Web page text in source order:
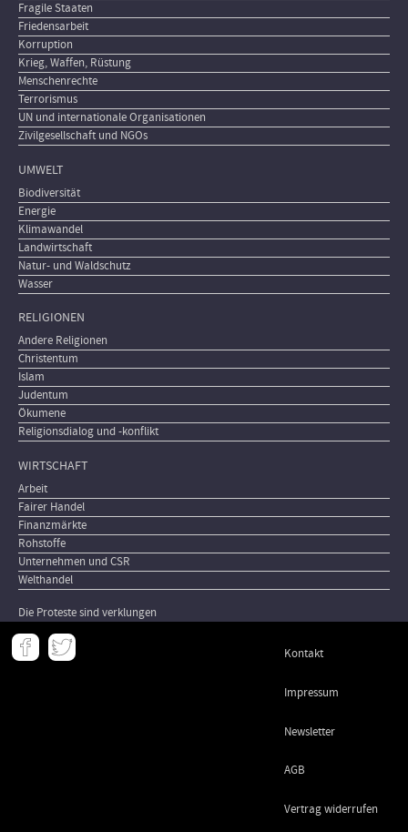
Fragile Staaten
Friedensarbeit
Korruption
Krieg, Waffen, Rüstung
Menschenrechte
Terrorismus
UN und internationale Organisationen
Zivilgesellschaft und NGOs
UMWELT
Biodiversität
Energie
Klimawandel
Landwirtschaft
Natur- und Waldschutz
Wasser
RELIGIONEN
Andere Religionen
Christentum
Islam
Judentum
Ökumene
Religionsdialog und -konflikt
WIRTSCHAFT
Arbeit
Fairer Handel
Finanzmärkte
Rohstoffe
Unternehmen und CSR
Welthandel
Die Proteste sind verklungen
Meta
- Kontakt
Impressum
Newsletter
AGB
Vertrag widerrufen